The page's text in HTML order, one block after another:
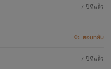
7 ปีที่แล้ว
ตอบกลับ
7 ปีที่แล้ว